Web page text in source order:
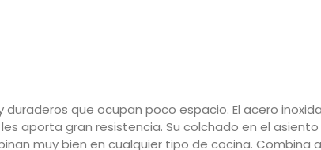
que ocupan poco espacio. El acero
aporta gran resistencia. Su colchado en el
muy bien en cualquier tipo de cocina. Combina